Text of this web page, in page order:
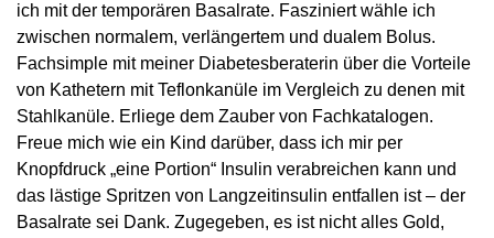
ich mit der temporären Basalrate. Fasziniert wähle ich
zwischen normalem, verlängertem und dualem Bolus.
Fachsimple mit meiner Diabetesberaterin über die Vorteile
von Kathetern mit Teflonkanüle im Vergleich zu denen mit
Stahlkanüle. Erliege dem Zauber von Fachkatalogen.
Freue mich wie ein Kind darüber, dass ich mir per
Knopfdruck „eine Portion“ Insulin verabreichen kann und
das lästige Spritzen von Langzeitinsulin entfallen ist – der
Basalrate sei Dank. Zugegeben, es ist nicht alles Gold,